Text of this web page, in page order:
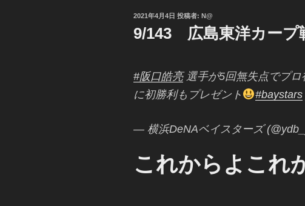
投
日:
2021年4月4日 投稿者: N@
9/143 広島東洋カープ
#阪口皓亮選手が5回無失点でプロ
に初勝利もプレゼント
#baystars
— 横浜DeNAベイスターズ
これからよこれ